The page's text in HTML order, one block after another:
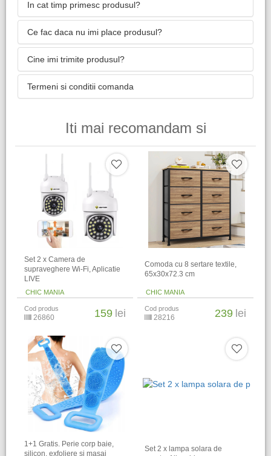
In cat timp primesc produsul?
Ce fac daca nu imi place produsul?
Cine imi trimite produsul?
Termeni si conditii comanda
Iti mai recomandam si
Set 2 x Camera de
supraveghere Wi-Fi, Aplicatie
LIVE
CHIC MANIA
Cod produs
26860 159 lei
Comoda cu 8 sertare textile,
65x30x72.3 cm
CHIC MANIA
Cod produs
28216 239 lei
1+1 Gratis. Perie corp baie,
silicon, exfoliere si masaj
Set 2 x lampa solara de